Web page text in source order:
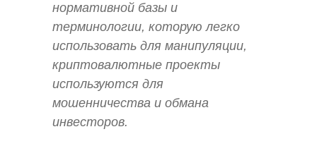
нормативной базы и
терминологии, которую легко
использовать для манипуляции,
криптовалютные проекты
используются для
мошенничества и обмана
инвесторов.